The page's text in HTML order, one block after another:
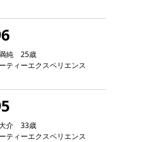
純 25歳
ティーエクスペリエンス
介 33歳
ティーエクスペリエンス